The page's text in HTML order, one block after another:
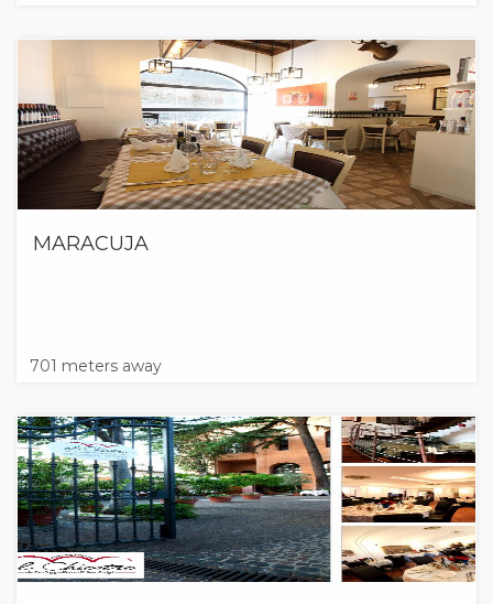
MARACUJA
701 meters away